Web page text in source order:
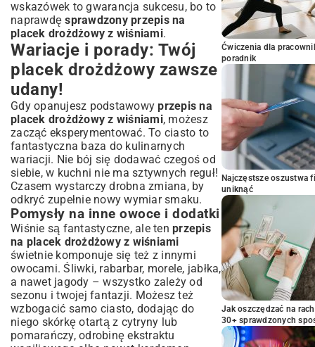
wskazówek to gwarancja sukcesu, bo to
naprawdęsprawdzony przepis na
placek drożdżowy z wiśniami.
Wariacje i porady: Twój
placek drożdżowy zawsze
udany!
Gdy opanujesz podstawowyprzepis na
placek drożdżowy z wiśniami, możesz
zacząć eksperymentować. To ciasto to
fantastyczna baza do kulinarnych
wariacji. Nie bój się dodawać czegoś od
siebie, w kuchni nie ma sztywnych reguł!
Czasem wystarczy drobna zmiana, by
odkryć zupełnie nowy wymiar smaku.
Pomysły na inne owoce i dodatki
Wiśnie są fantastyczne, ale ten przepis
na placek drożdżowy z wiśniami
świetnie komponuje się też z innymi
owocami. Śliwki, rabarbar, morele, jabłka,
a nawet jagody – wszystko zależy od
sezonu i twojej fantazji. Możesz też
wzbogacić samo ciasto, dodając do
niego skórkę otartą z cytryny lub
pomarańczy, odrobinę ekstraktu
Ćwiczenia dla
poradnik
Najczęstsze oszustwa
uniknąć
Jak oszczędzać na
30+ sprawdzonych